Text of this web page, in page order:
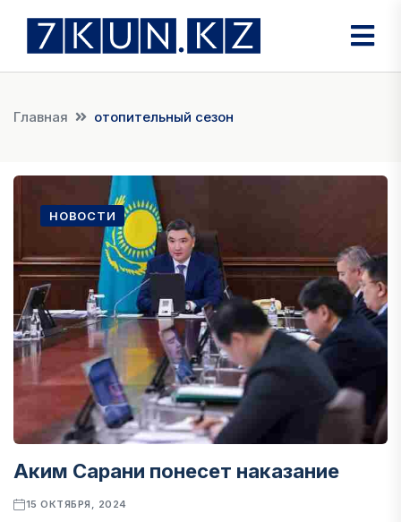
Главная отопительный сезон
НОВОСТИ
Аким Сарани понесет наказание
15 ОКТЯБРЯ, 2024